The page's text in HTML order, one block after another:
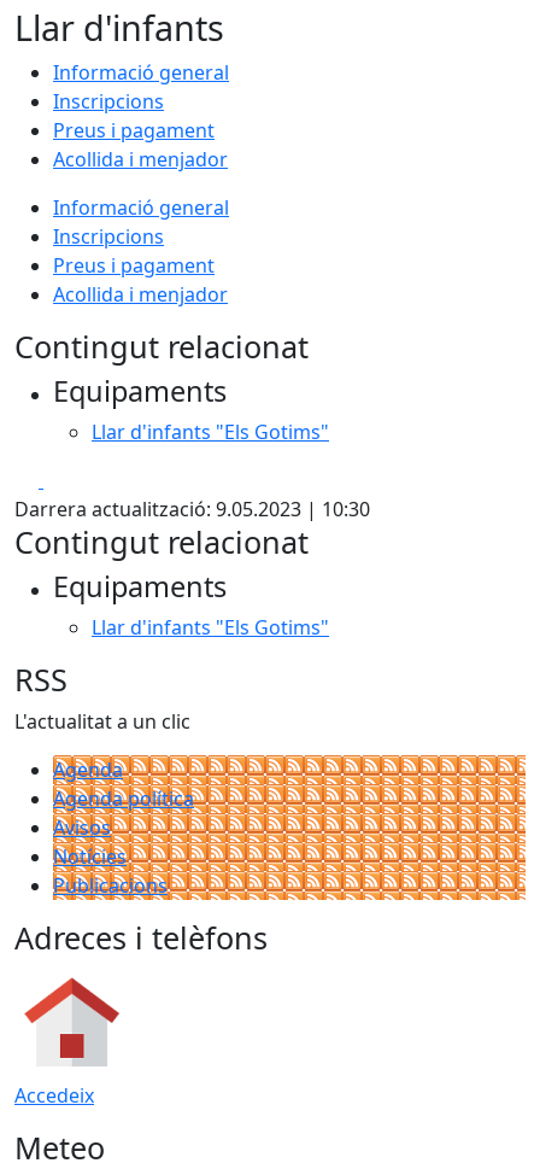
Llar d'infants
Informació general
Inscripcions
Preus i pagament
Acollida i menjador
Informació general
Inscripcions
Preus i pagament
Acollida i menjador
Contingut relacionat
Equipaments
Llar d'infants "Els Gotims"
Darrera actualització: 9.05.2023 | 10:30
Contingut relacionat
Equipaments
Llar d'infants "Els Gotims"
RSS
L'actualitat a un clic
Agenda
Agenda política
Avisos
Notícies
Publicacions
Adreces i telèfons
Accedeix
Meteo